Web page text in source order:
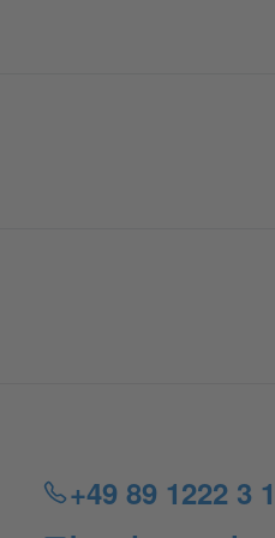
+49 89 1222 3